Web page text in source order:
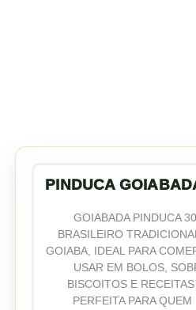
PINDUCA
GOIABADA PINDUCA
BRASILEIRO
GOIABA, IDEAL PARA
USAR EM BOLOS,
BISCOITOS E
PERFEITA PARA